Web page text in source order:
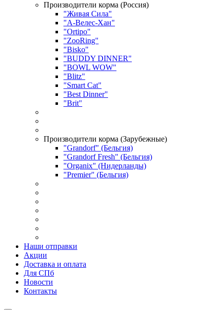
Производители корма (Россия)
"Живая Сила"
"А-Велес-Хан"
"Ortipo"
"ZooRing"
"Bisko"
"BUDDY DINNER"
"BOWL WOW"
"Blitz"
"Smart Cat"
"Best Dinner"
"Brit"
Производители корма (Зарубежные)
"Grandorf" (Бельгия)
"Grandorf Fresh" (Бельгия)
"Organix" (Нидерланды)
"Premier" (Бельгия)
Наши отправки
Акции
Доставка и оплата
Для СПб
Новости
Контакты